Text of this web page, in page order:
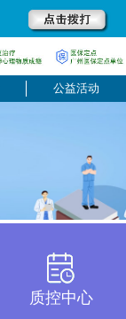
公益活动
质控中心